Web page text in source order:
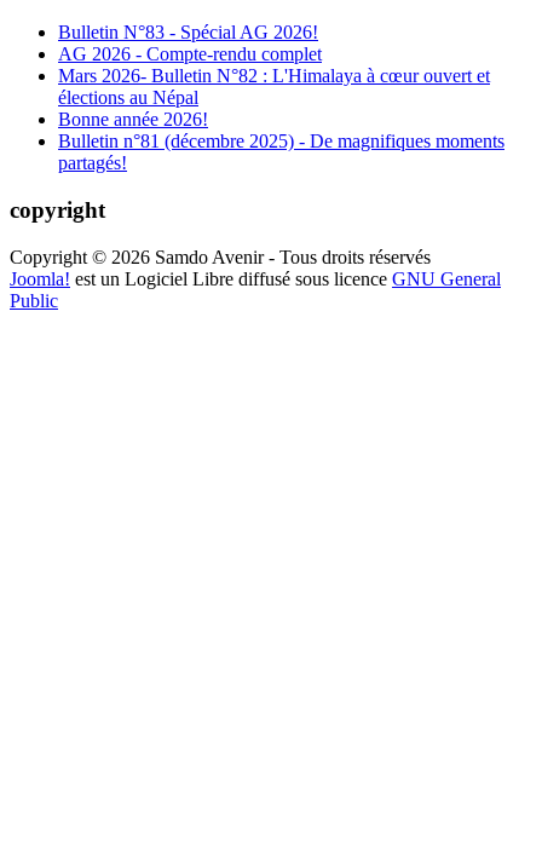
Bulletin N°83 - Spécial AG 2026!
AG 2026 - Compte-rendu complet
Mars 2026- Bulletin N°82 : L'Himalaya à cœur ouvert et
élections au Népal
Bonne année 2026!
Bulletin n°81 (décembre 2025) - De magnifiques moments
partagés!
copyright
Copyright © 2026 Samdo Avenir - Tous droits réservés
Joomla! est un Logiciel Libre diffusé sous licence GNU General
Public